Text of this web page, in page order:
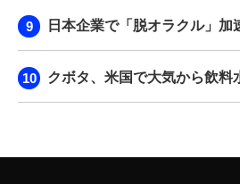
日本企業で「脱オラクル」加
クボタ、米国で大気から飲料